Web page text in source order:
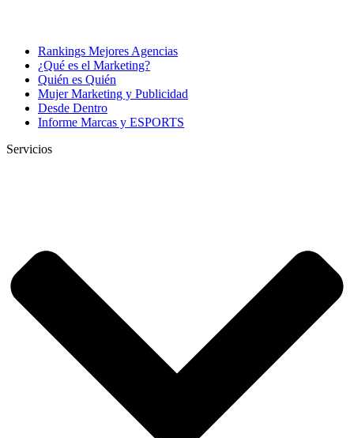
Rankings Mejores Agencias
¿Qué es el Marketing?
Quién es Quién
Mujer Marketing y Publicidad
Desde Dentro
Informe Marcas y ESPORTS
Servicios